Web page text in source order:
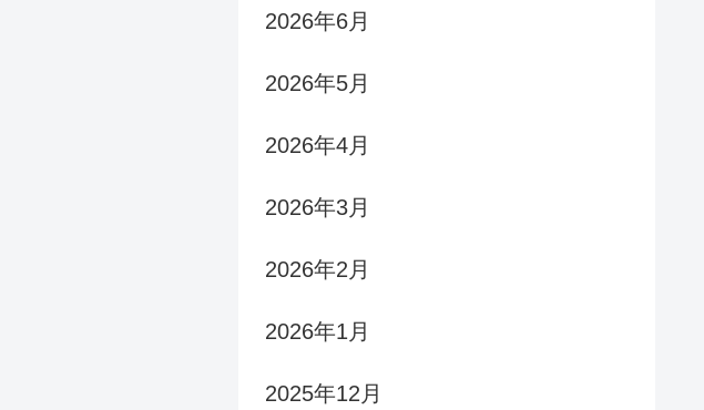
2026年6月
2026年5月
2026年4月
2026年3月
2026年2月
2026年1月
2025年12月